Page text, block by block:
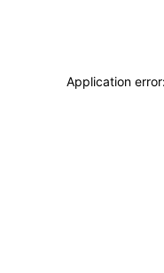
Application